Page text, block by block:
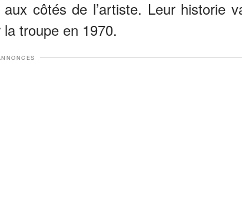
côtés de l’artiste. Leur historie
troupe en 1970.